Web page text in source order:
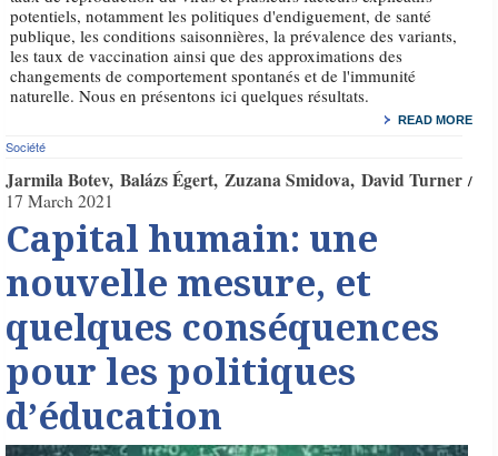
potentiels, notamment les politiques d'endiguement, de santé
publique, les conditions saisonnières, la prévalence des variants,
les taux de vaccination ainsi que des approximations des
changements de comportement spontanés et de l'immunité
naturelle. Nous en présentons ici quelques résultats.
READ MORE
Société
Jarmila Botev Balázs Égert Zuzana Smidova David Turner
17 March 2021
Capital humain: une
nouvelle mesure, et
quelques conséquences
pour les politiques
d’éducation